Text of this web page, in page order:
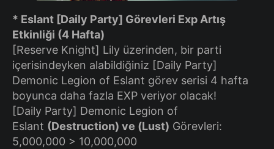
* Eslant [Daily Party] Görevleri Exp Artış
Etkinliği (4 Hafta)
[Reserve Knight] Lily üzerinden, bir parti
içerisindeyken alabildiğiniz [Daily Party]
Demonic Legion of Eslant görev serisi 4 hafta
boyunca daha fazla EXP veriyor olacak!
[Daily Party] Demonic Legion of
Eslant (Destruction) ve (Lust) Görevleri:
5,000,000 > 10,000,000